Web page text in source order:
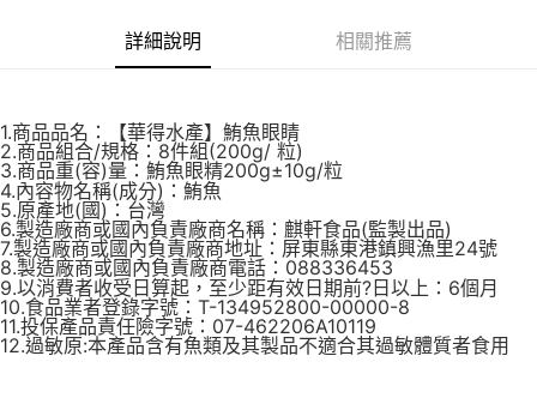
2.基於同意付款使用「大哥付你分期」之契約關係目的，商店將以您的個人
資料（包含姓名、電話或地址）提供予台灣大哥大進項蒐集、處理及利用，
※ 交易是否成功請以「AFTEE先享後付 」之結帳頁面顯示為準，若有關於
是否繳費成功／繳費後需取消欲退款等相關疑問，請聯繫「AFTEE先享後付
【注意事項】
１．透過由恩沛科技股份有限公司提供之「AFTEE先享後付」服務完成之交
易，需依本服務之必要範圍內提供個人資料，並將交易相關給付款項請求債
權轉讓予恩沛科技股份有限公司。
２．關於個人資料處理事宜，請瀏覽以下網址：
https://aftee.tw/terms/#terms3
３．未成年的使用者請事先徵得法定代理人或監護人之同意方可使用
「AFTEE先享後付」，若未經同意申辦者引起之損失，本公司不負相關責
任。
４．使用「AFTEE先享後付」時，將依據個別帳號之用戶狀況，依本公司即
時審查核予不同之上限額度；若仍有額度不足之情形，本公司將視審查結果
詳細說明 相關推薦
1.商品品名：【華得水產】鮪魚眼睛
2.商品組合/規格：8件組(200g/ 粒)
3.商品重(容)量：鮪魚眼精200g±10g/粒
4.內容物名稱(成分)：鮪魚
5.原產地(國)：台灣
6.製造廠商或國內負責廠商名稱：麒軒食品(監製出品)
7.製造廠商或國內負責廠商地址：屏東縣東港鎮興漁里24號
8.製造廠商或國內負責廠商電話：088336453
9.以消費者收受日算起，至少距有效日期前?日以上：6個月
10.食品業者登錄字號：T-134952800-00000-8
11.投保產品責任險字號：07-462206A10119
12.過敏原:本產品含有魚類及其製品不適合其過敏體質者食用